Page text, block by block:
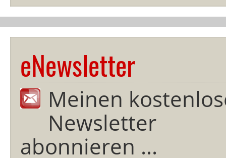
eNewsletter
Meinen
Newsletter
abonnieren ...